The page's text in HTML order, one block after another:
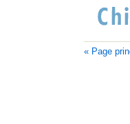
« Page